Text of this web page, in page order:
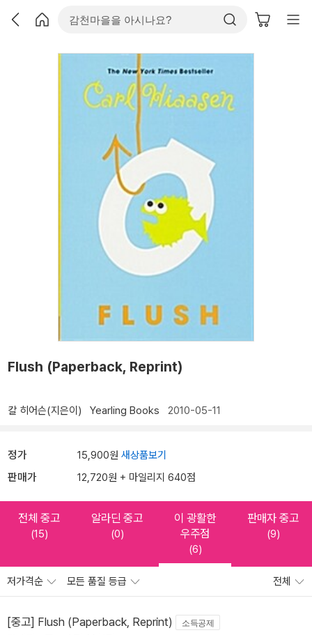
Flush (Paperback, Reprint)
칼 히어슨(지은이) Yearling Books 2010-05-11
정가 15,900원 새상품보기
판매가 12,720원 + 마일리지 640점
전체 중고
(15)
알라딘 중고
(0)
이 광활한
우주점
(6)
판매자 중고
(9)
저가격순 모든 품질 등급 전체
[중고] Flush (Paperback, Reprint) 소득공제